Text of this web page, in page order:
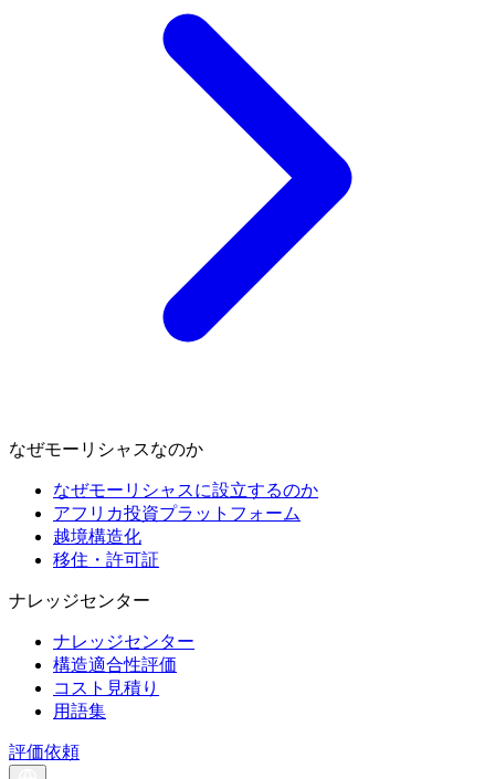
なぜモーリシャスなのか
なぜモーリシャスに設立するのか
アフリカ投資プラットフォーム
越境構造化
移住・許可証
ナレッジセンター
ナレッジセンター
構造適合性評価
コスト見積り
用語集
評価依頼